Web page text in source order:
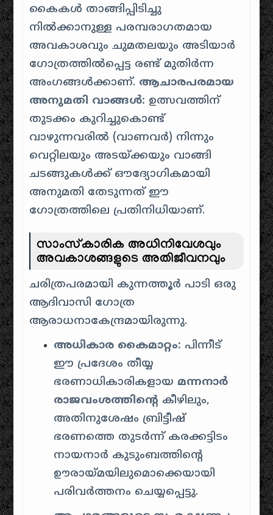
കൈകൾ താങ്ങിപ്പിടിച്ചു
നിൽക്കാനുള്ള പരമ്പരാഗതമായ
അവകാശവും ചുമതലയും അടിയാർ
ഗോത്രത്തിൽപ്പെട്ട രണ്ട് മുതിർന്ന
അംഗങ്ങൾക്കാണ്. ആചാരപരമായ
അനുമതി വാങ്ങൾ: ഉത്സവത്തിന്
തുടക്കം കുറിച്ചുകൊണ്ട്
വാഴുന്നവരിൽ (വാണവർ) നിന്നും
വെറ്റിലയും അടയ്ക്കയും വാങ്ങി
ചടങ്ങുകൾക്ക് ഔദ്യോഗികമായി
അനുമതി തേടുന്നത് ഈ
ഗോത്രത്തിലെ പ്രതിനിധിയാണ്.
സാംസ്കാരിക അധിനിവേശവും
അവകാശങ്ങളുടെ അതിജീവനവും
ചരിത്രപരമായി കുന്നത്തൂർ പാടി ഒരു
ആദിവാസി ഗോത്ര
ആരാധനാകേന്ദ്രമായിരുന്നു.
അധികാര കൈമാറ്റം: പിന്നീട്
ഈ പ്രദേശം തീയ്യ
ഭരണാധികാരികളായ മന്നനാർ
രാജവംശത്തിന്റെ കീഴിലും,
അതിനുശേഷം ബ്രിട്ടീഷ്
ഭരണത്തെ തുടർന്ന് കരക്കട്ടിടം
നായനാർ കുടുംബത്തിന്റെ
ഊരായ്മയിലുമൊക്കെയായി
പരിവർത്തനം ചെയ്യപ്പെട്ടു.